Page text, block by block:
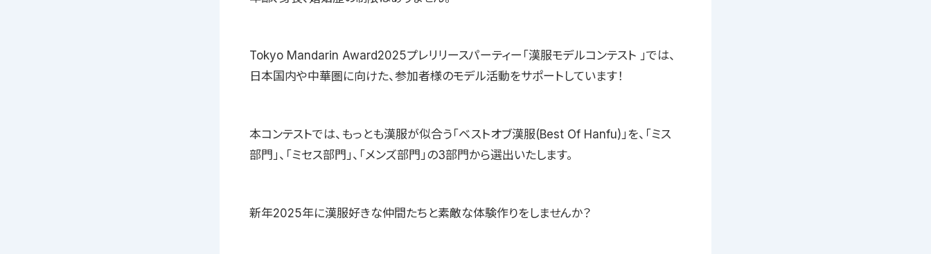
Tokyo Mandarin Award2025プレリリースパーティー「漢服モデルコンテスト 」では、
日本国内や中華圏に向けた、参加者様のモデル活動をサポートしています！
本コンテストでは、もっとも漢服が似合う「ベストオブ漢服(Best Of Hanfu)」を、「ミス
部門」、「ミセス部門」、「メンズ部門」の3部門から選出いたします。
新年2025年に漢服好きな仲間たちと素敵な体験作りをしませんか？